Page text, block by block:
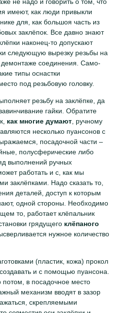
имеют, как люди привыкли
для, как большоя часть из
заклёпок. Все давно знают
наконец-то допускают
следующую вырезку резьбы на
соединения. Само-
типы оснастки
под резьбовую головку.
резьбу на заклёпке, да
гайки. Обратите
как многие думают , ручному
несколько пуансонов с
посадочной части –
полусферические либо
выполнений ручных
работать и с, как мы
заклёпками. Надо сказать то,
деталей, доступ к которым
одной стороны. Необходимо
то, работает клёпальник
грядущего клёпаного
нужное количество
(пластик, кожа) прокол
и с помощью пуансона.
потом, в посадочное место
механизм вводят в зазор
скрепляемыми